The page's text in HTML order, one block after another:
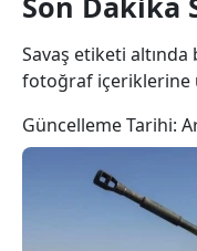
Savaş etiketi
fotoğraf içeriklerine
Güncelleme Tarihi: